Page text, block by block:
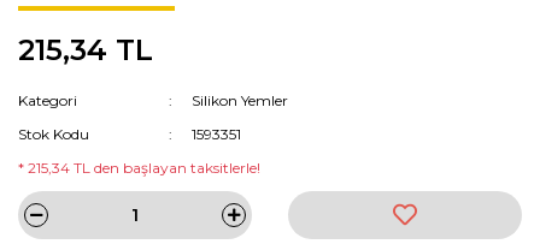
215,34 TL
Kategori
Silikon Yemler
Stok Kodu
1593351
* 215,34 TL den başlayan taksitlerle!